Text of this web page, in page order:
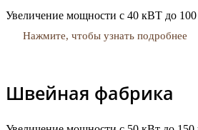
Увеличение мощности с 40 кВТ до
Нажмите, чтобы узнать подробнее
Швейная фабрика